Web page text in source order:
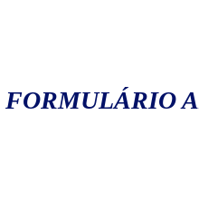
FORMULÁRIO